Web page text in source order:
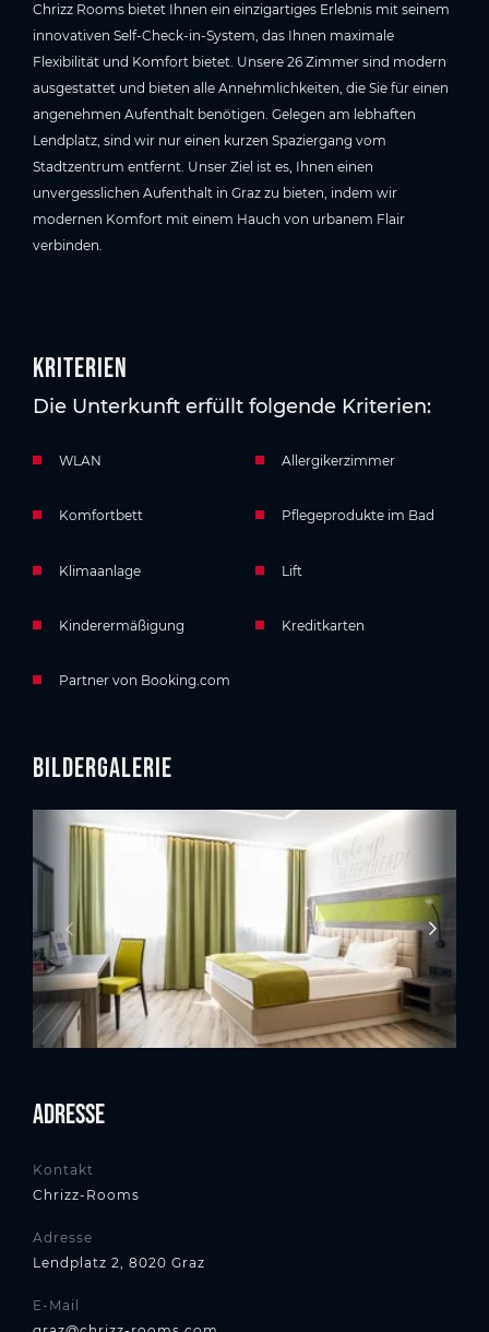
Chrizz Rooms bietet Ihnen ein einzigartiges Erlebnis mit seinem
innovativen Self-Check-in-System, das Ihnen maximale
Flexibilität und Komfort bietet. Unsere 26 Zimmer sind modern
ausgestattet und bieten alle Annehmlichkeiten, die Sie für einen
angenehmen Aufenthalt benötigen. Gelegen am lebhaften
Lendplatz, sind wir nur einen kurzen Spaziergang vom
Stadtzentrum entfernt. Unser Ziel ist es, Ihnen einen
unvergesslichen Aufenthalt in Graz zu bieten, indem wir
modernen Komfort mit einem Hauch von urbanem Flair
verbinden.
Kriterien
Die Unterkunft erfüllt folgende Kriterien:
WLAN Allergikerzimmer
Komfortbett Pflegeprodukte im Bad
Klimaanlage Lift
Kinderermäßigung Kreditkarten
Partner von Booking.com
Bildergalerie
Adresse
Kontakt
Chrizz-Rooms
Adresse
Lendplatz 2, 8020 Graz
E-Mail